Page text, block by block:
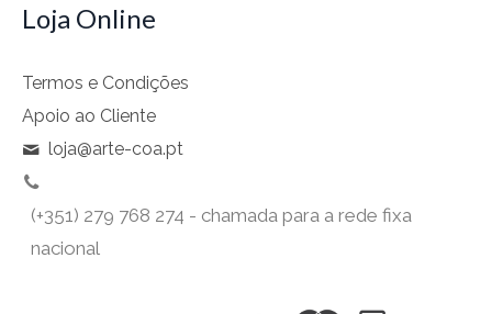
Loja Online
Termos e Condições
Apoio ao Cliente
loja@arte-coa.pt
(+351) 279 768 274 - chamada para a rede fixa
nacional